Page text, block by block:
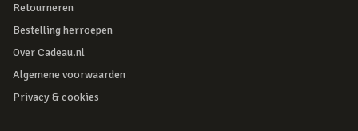
Retourneren
Bestelling herroepen
Over Cadeau.nl
Algemene voorwaarden
Privacy & cookies